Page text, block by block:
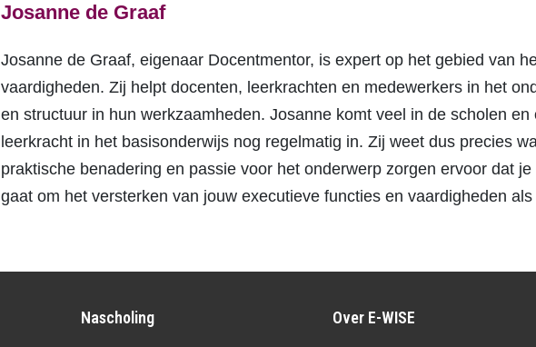
Josanne de Graaf
Josanne de Graaf, eigenaar Docentmentor, is expert op het gebied van
vaardigheden. Zij helpt docenten, leerkrachten en medewerkers in het
en structuur in hun werkzaamheden. Josanne komt veel in de scholen
leerkracht in het basisonderwijs nog regelmatig in. Zij weet dus precies
praktische benadering en passie voor het onderwerp zorgen ervoor dat
gaat om het versterken van jouw executieve functies en vaardigheden
Nascholing Over E-WISE